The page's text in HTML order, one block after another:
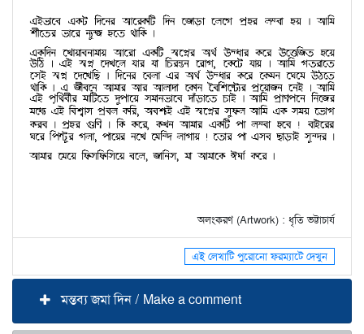
অলংকরণ (Artwork) : ধৃতি ভট্টাচার্য
এই লেখাটি পুরোনো ফরম্যাটে দেখুন
মন্তব্য জমা দিন / Make a comment